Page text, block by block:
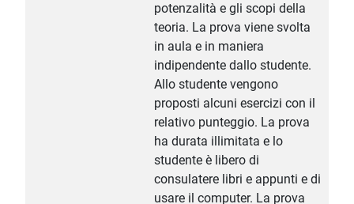
potenzalità e gli scopi della
teoria. La prova viene svolta
in aula e in maniera
indipendente dallo studente.
Allo studente vengono
proposti alcuni esercizi con il
relativo punteggio. La prova
ha durata illimitata e lo
studente è libero di
consulatere libri e appunti e di
usare il computer. La prova